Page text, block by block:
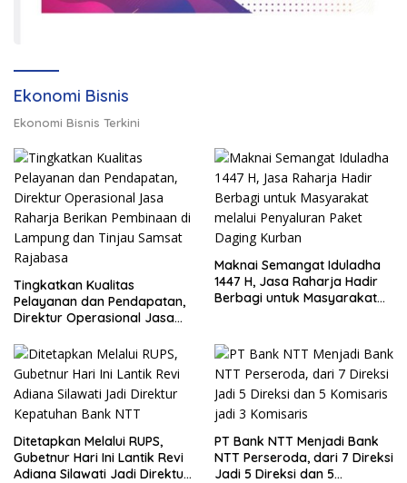
Ekonomi Bisnis
Ekonomi Bisnis Terkini
Tingkatkan Kualitas
Pelayanan dan Pendapatan,
Direktur Operasional Jasa
di Lampung dan Tinjau
Samsat Rajabasa
Maknai Semangat Iduladha
1447 H, Jasa Raharja Hadir
Berbagi untuk Masyarakat
Ditetapkan Melalui RUPS,
Gubetnur Hari Ini Lantik Revi
Adiana Silawati Jadi Direktur
PT Bank NTT Menjadi Bank
NTT Perseroda, dari 7 Direksi
Jadi 5 Direksi dan 5